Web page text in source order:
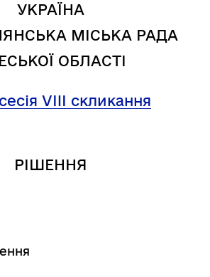
УКРАЇНА
МІСЬКА РАДА
ОБЛАСТІ
сесія VIII скликання
РІШЕННЯ